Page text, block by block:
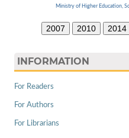
Ministry of Higher Education,
2007 2010 2014
INFORMATION
For Readers
For Authors
For Librarians